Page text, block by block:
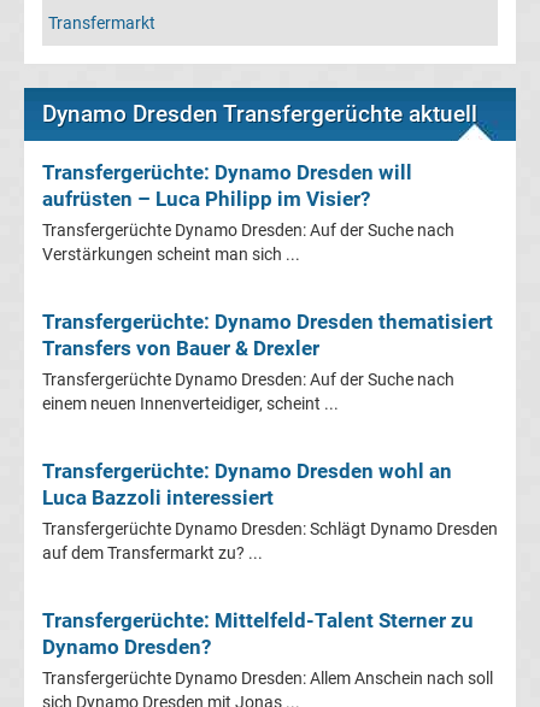
Leverkusen
Transfergerüchte
Bayern
München
Transfergerüchte
Borussia
Dortmund
Borussia
Mönchengladbach
Transfergerüchte
Chemnitzer
Transfermarkt
Dynamo Dresden Transfergerüchte aktuell
Transfergerüchte: Dynamo Dresden will
aufrüsten – Luca Philipp im Visier?
Transfergerüchte Dynamo Dresden: Auf der Suche nach
Verstärkungen scheint man sich ...
Transfergerüchte: Dynamo Dresden thematisiert
Transfers von Bauer & Drexler
Transfergerüchte Dynamo Dresden: Auf der Suche nach
einem neuen Innenverteidiger, scheint ...
Transfergerüchte: Dynamo Dresden wohl an
Luca Bazzoli interessiert
Transfergerüchte Dynamo Dresden: Schlägt Dynamo Dresden
auf dem Transfermarkt zu? ...
Transfergerüchte: Mittelfeld-Talent Sterner zu
Dynamo Dresden?
Transfergerüchte Dynamo Dresden: Allem Anschein nach soll
sich Dynamo Dresden mit Jonas ...